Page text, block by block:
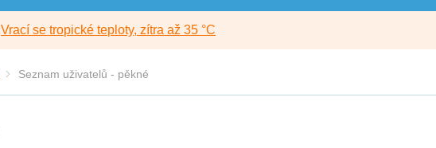
Vrací se tropické teploty, zítra až 35 °C
Seznam uživatelů - pěkné